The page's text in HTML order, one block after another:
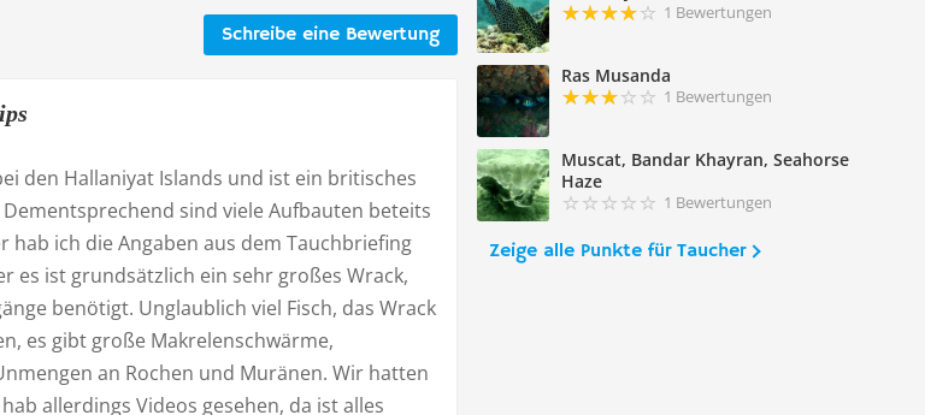
1 Bewertungen
Ras Musanda
1 Bewertungen
Muscat, Bandar Khayran, Seahorse
Haze
1 Bewertungen
Zeige alle Punkte für Taucher
Schreibe eine Bewertung
den Hallaniyat Islands und ist ein britisches
sind viele Aufbauten beteits
hab ich die Angaben aus dem Tauchbriefing
es ist grundsätzlich ein sehr großes Wrack,
benötigt. Unglaublich viel Fisch, das Wrack
es gibt große Makrelenschwärme,
an Rochen und Muränen. Wir hatten
allerdings Videos gesehen, da ist alles